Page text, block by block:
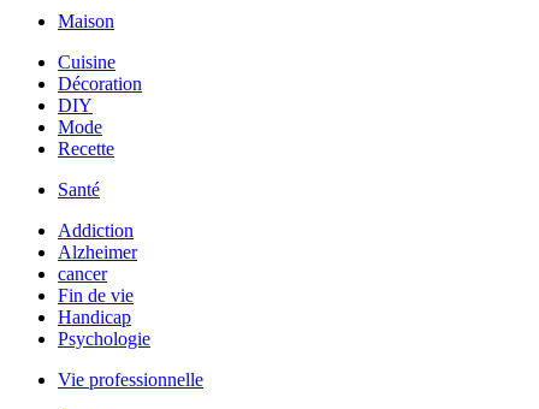
Maison
Cuisine
Décoration
DIY
Mode
Recette
Santé
Addiction
Alzheimer
cancer
Fin de vie
Handicap
Psychologie
Vie professionnelle